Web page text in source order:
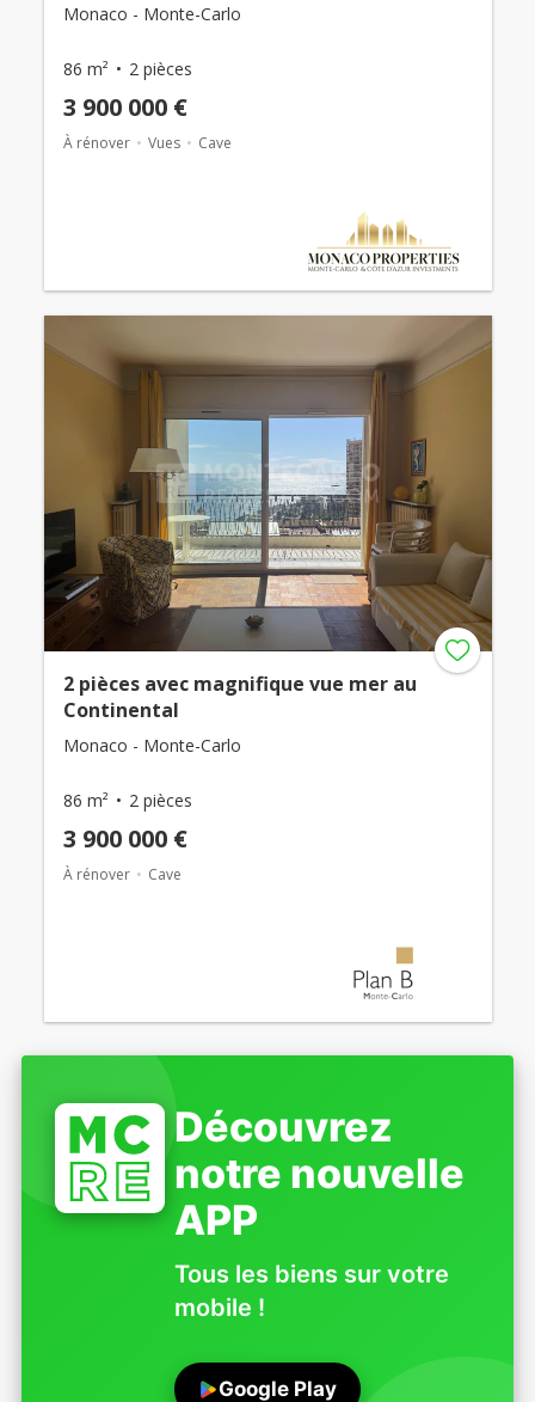
Monaco - Monte-Carlo
86 m² 2 pièces
3 900 000 €
À rénover Vues Cave
2 pièces avec magnifique vue mer au
Continental
Monaco - Monte-Carlo
86 m² 2 pièces
3 900 000 €
À rénover Cave
Découvrez
notre nouvelle
APP
Tous les biens sur votre
mobile !
Google Play